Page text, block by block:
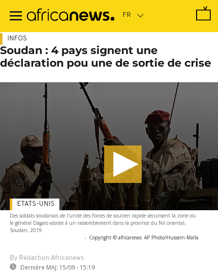
contenu
INFOS
Soudan : 4 pays signent une
déclaration pou une de sortie de crise
Des soldats soudanais de l'unité des Forces de soutien rapide sécurisent la zone où
le général Dagalo assiste à un rassemblement dans la province du Nil oriental,
Soudan, 2019
- Copyright © africanews AP Photo/Hussein Malla
By Rédaction Africanews
Dernière MAJ: 15/09 - 15:19
ETATS-UNIS